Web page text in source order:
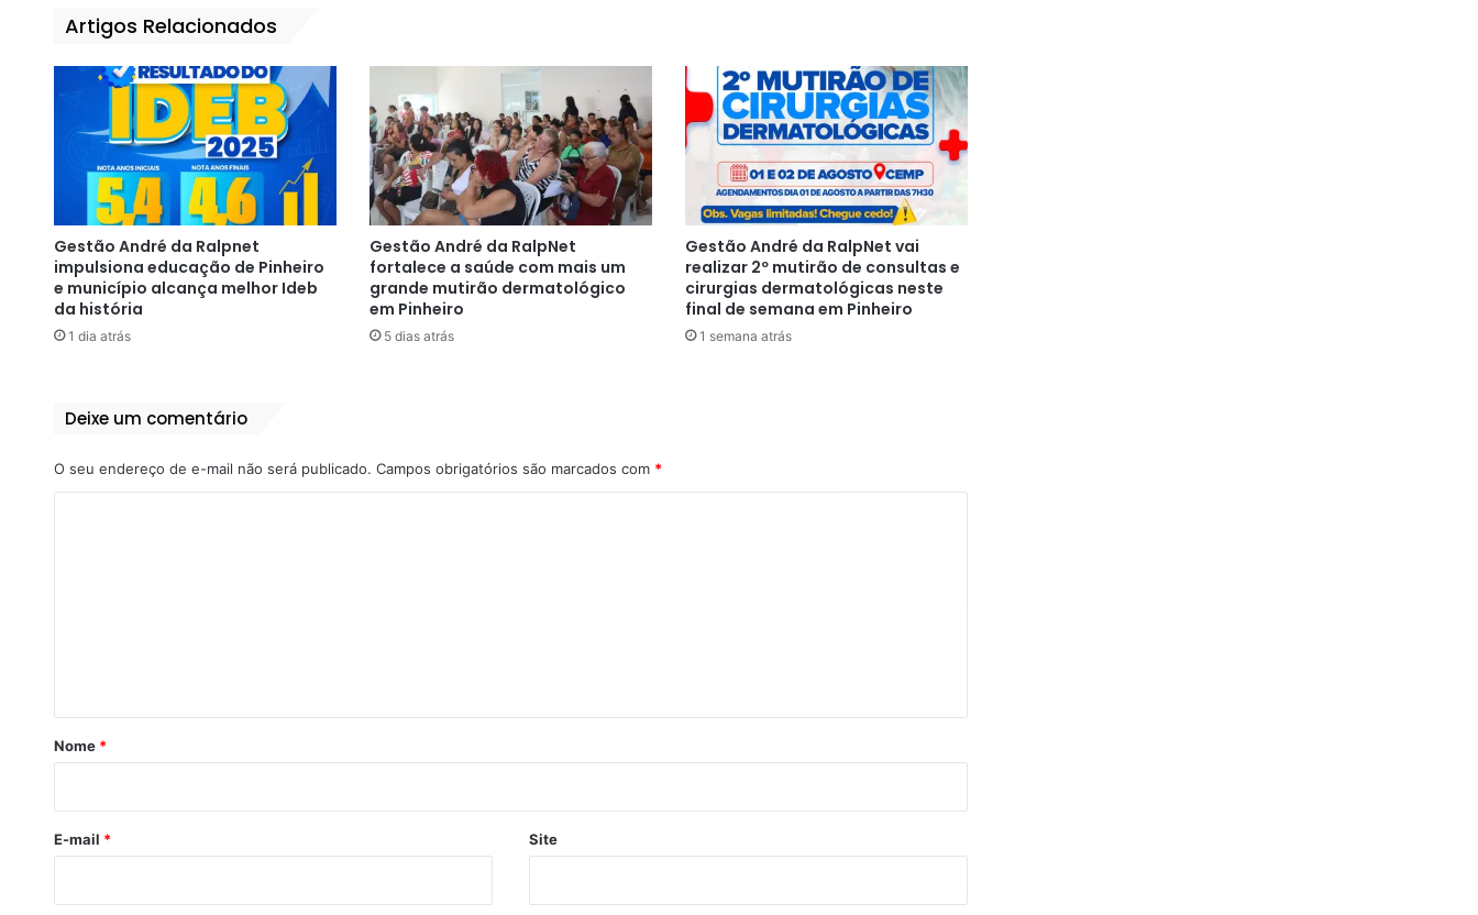
Artigos Relacionados
Gestão André da Ralpnet
impulsiona educação de Pinheiro
e município alcança melhor Ideb
da história
1 dia atrás
Gestão André da RalpNet
fortalece a saúde com mais um
grande mutirão dermatológico
em Pinheiro
5 dias atrás
Gestão André da RalpNet vai
realizar 2º mutirão de consultas e
cirurgias dermatológicas neste
final de semana em Pinheiro
1 semana atrás
Deixe um comentário
O seu endereço de e-mail não será publicado. Campos obrigatórios são marcados com *
r
*
Nome *
E-mail * Site